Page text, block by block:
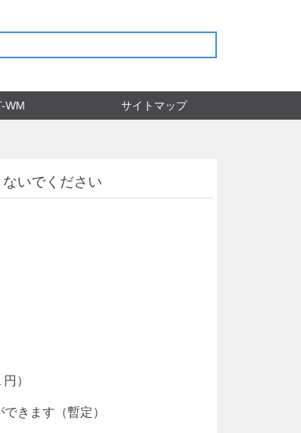
WM サイトマップ
いでください
）
きます（暫定）